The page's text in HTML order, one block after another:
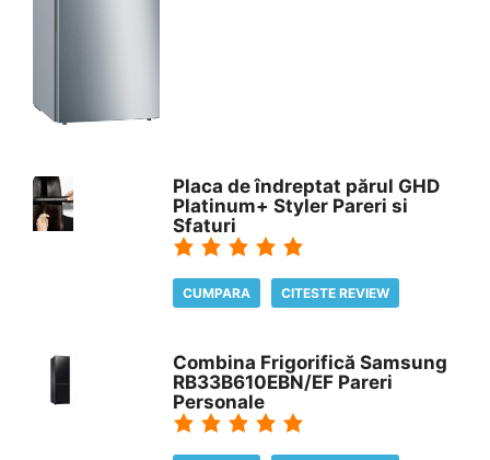
Placa de îndreptat părul GHD
Platinum+ Styler Pareri si
Sfaturi
CUMPARA CITESTE REVIEW
Combina Frigorifică Samsung
RB33B610EBN/EF Pareri
Personale